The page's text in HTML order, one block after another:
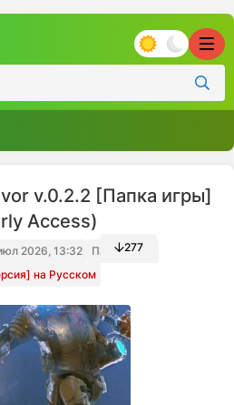
v.0.2.2 [Папка игры]
Access)
2026, 13:32
Папка игры
на Русском
277